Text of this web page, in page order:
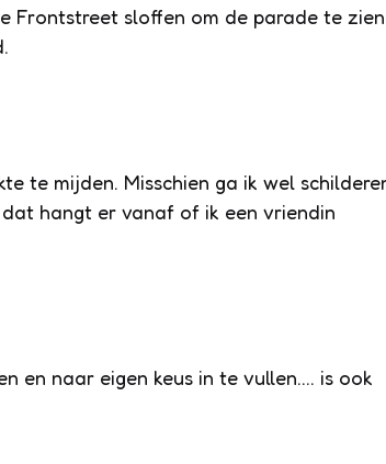
Frontstreet sloffen om de parade te zien
te mijden. Misschien ga ik wel
hangt er vanaf of ik een vriendin
en naar eigen keus in te vullen…. is ook